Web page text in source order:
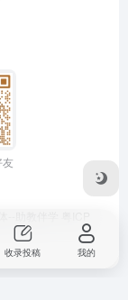
收录投稿 我的